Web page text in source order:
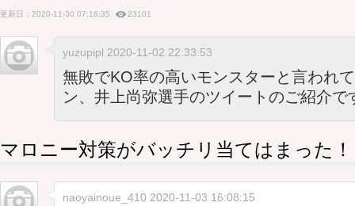
更新日：2020-11-30 07:16:35 23101
yuzupipl 2020-11-02 22:33:53
無敗でKO率の高いモンスターと言われ
ン、井上尚弥選手のツイートのご紹介で
マロニー対策がバッチリ当てはまった！
naoyainoue_410 2020-11-03 16:08:15